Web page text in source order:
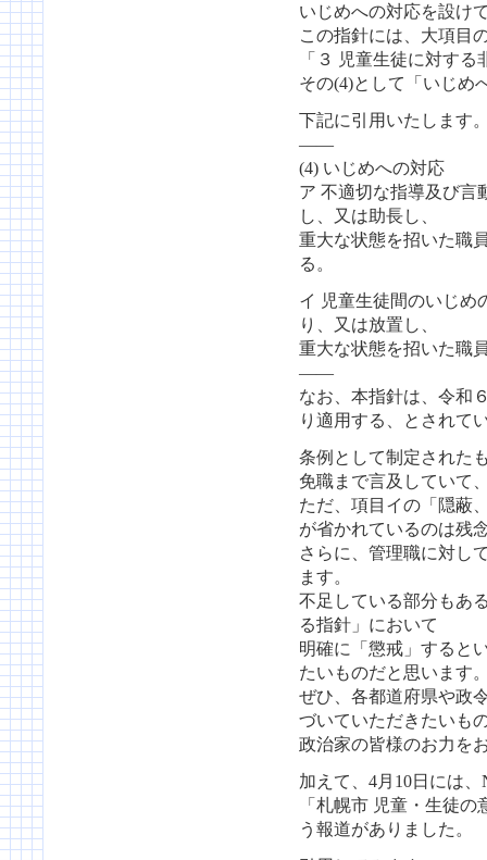
いじめへの対応を設け
この指針には、大項目
「３ 児童生徒に対す
その(4)として「いじめ
下記に引用いたします
——
(4) いじめへの対応
ア 不適切な指導及び言
し、又は助長し、
重大な状態を招いた職
る。
イ 児童生徒間のいじめ
り、又は放置し、
重大な状態を招いた職
——
なお、本指針は、令和
り適用する、とされて
条例として制定された
免職まで言及していて
ただ、項目イの「隠蔽
が省かれているのは残
さらに、管理職に対し
ます。
不足している部分もあ
る指針」において
明確に「懲戒」すると
たいものだと思います
ぜひ、各都道府県や政
づいていただきたいも
政治家の皆様のお力を
加えて、4月10日には
「札幌市 児童・生徒
う報道がありました。